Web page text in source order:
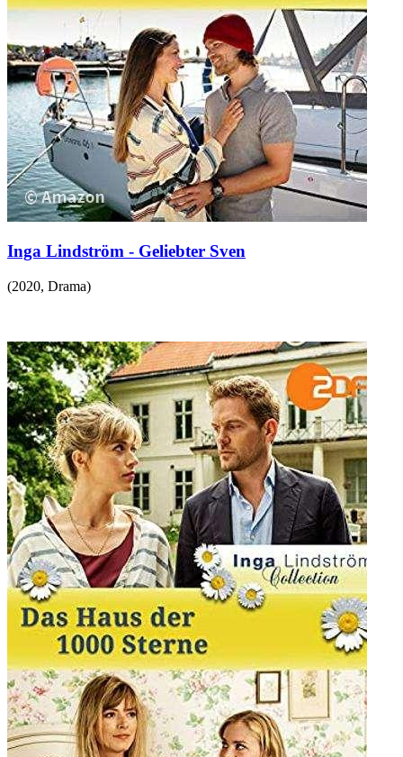
Inga Lindström - Geliebter Sven
(2020, Drama)